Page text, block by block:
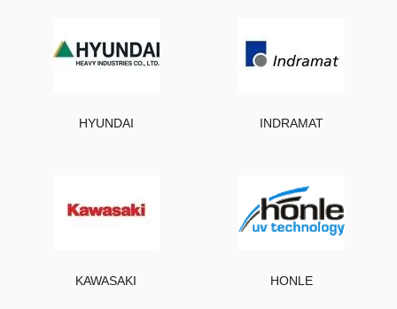
HYUNDAI INDRAMAT
KAWASAKI HONLE